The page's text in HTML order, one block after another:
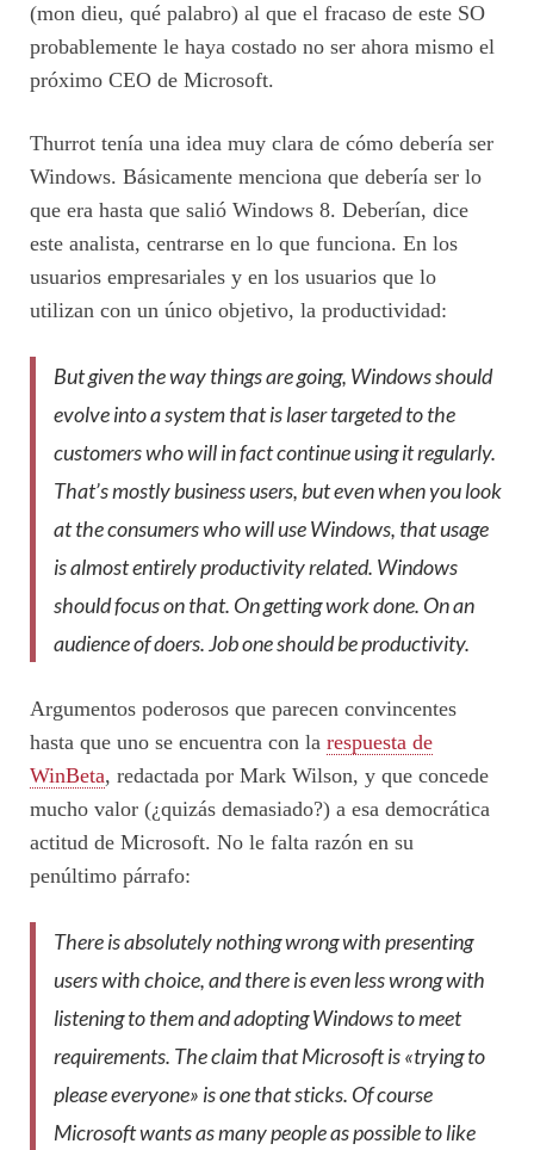
(mon dieu, qué palabro) al que el fracaso de este SO
probablemente le haya costado no ser ahora mismo el
próximo CEO de Microsoft.
Thurrot tenía una idea muy clara de cómo debería ser
Windows. Básicamente menciona que debería ser lo
que era hasta que salió Windows 8. Deberían, dice
este analista, centrarse en lo que funciona. En los
usuarios empresariales y en los usuarios que lo
utilizan con un único objetivo, la productividad:
But given the way things are going, Windows should
evolve into a system that is laser targeted to the
customers who will in fact continue using it regularly.
That’s mostly business users, but even when you look
at the consumers who will use Windows, that usage
is almost entirely productivity related. Windows
should focus on that. On getting work done. On an
audience of doers. Job one should be productivity.
Argumentos poderosos que parecen convincentes
hasta que uno se encuentra con la respuesta de
WinBeta, redactada por Mark Wilson, y que concede
mucho valor (¿quizás demasiado?) a esa democrática
actitud de Microsoft. No le falta razón en su
penúltimo párrafo:
There is absolutely nothing wrong with presenting
users with choice, and there is even less wrong with
listening to them and adopting Windows to meet
requirements. The claim that Microsoft is «trying to
please everyone» is one that sticks. Of course
Microsoft wants as many people as possible to like